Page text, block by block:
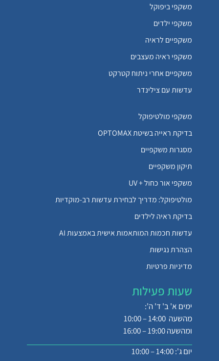
משקפי ביפוקל
משקפי ילדים
משקפיים לראיה
משקפי ראיה מעצבים
משקפיים אחרי ניתוח קטרקט
עדשות עם צילינדר
משקפי מולטיפוקל
בדיקת ראייה בשיטת OPTOMAX
מסגרות משקפיים
תיקון משקפיים
משקפי אור כחול + UV
מולטיפוקל: מדריך לבחירת עדשות רב-מוקדיות
בדיקת ראיה לילדים
עדשות חכמות המותאמות אישית באמצעות AI
הצהרת נגישות
מדיניות פרטיות
שעות פעילות
ימים א' ב' ד' ה':
מהשעה 14:00 – 10:00
ומהשעה 19:00 – 16:00
יום ג': 14:00 – 10:00